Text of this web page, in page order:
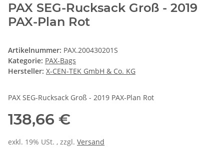
PAX SEG-Rucksack Groß - 2019
PAX-Plan Rot
Artikelnummer: PAX.200430201S
Kategorie: PAX-Bags
Hersteller: X-CEN-TEK GmbH & Co. KG
PAX SEG-Rucksack Groß - 2019 PAX-Plan Rot
138,66 €
exkl. 19% USt. , zzgl. Versand